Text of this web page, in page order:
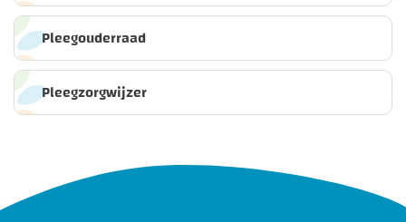
Pleegouderraad
Pleegzorgwijzer